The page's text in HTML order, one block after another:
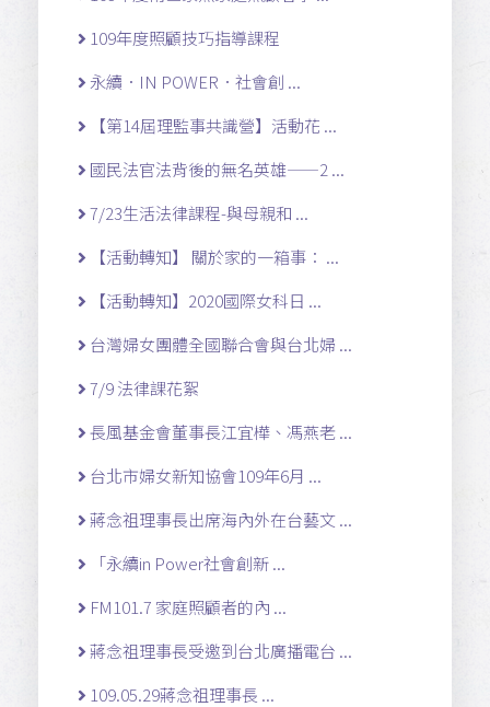
109年度照顧技巧指導課程
永續．IN POWER．社會創 ...
【第14屆理監事共識營】活動花 ...
國民法官法背後的無名英雄——2 ...
7/23生活法律課程-與母親和 ...
【活動轉知】 關於家的一箱事： ...
【活動轉知】2020國際女科日 ...
台灣婦女團體全國聯合會與台北婦 ...
7/9 法律課花絮
長風基金會董事長江宜樺、馮燕老 ...
台北市婦女新知協會109年6月 ...
蔣念祖理事長出席海內外在台藝文 ...
「永續in Power社會創新 ...
FM101.7 家庭照顧者的內 ...
蔣念祖理事長受邀到台北廣播電台 ...
109.05.29蔣念祖理事長 ...